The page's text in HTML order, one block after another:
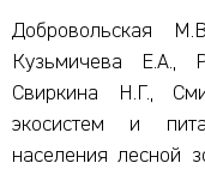
Добровольская
Кузьмичева Е.А.,
Свиркина Н.Г.,
экосистем и
населения лесной